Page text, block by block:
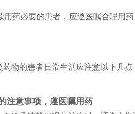
用药必要的患者，应遵医嘱合理用
物的患者日常生活应注意以下几点
注意事项，遵医嘱用药